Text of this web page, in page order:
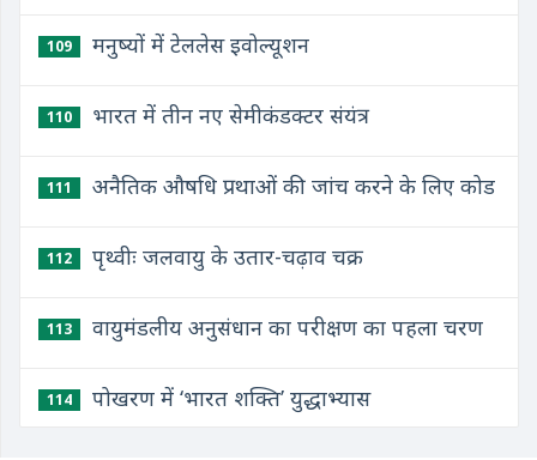
109 मनुष्यों में टेललेस इवोल्यूशन
110 भारत में तीन नए सेमीकंडक्टर संयंत्र
111 अनैतिक औषधि प्रथाओं की जांच करने के लिए कोड
112 पृथ्वीः जलवायु के उतार-चढ़ाव चक्र
113 वायुमंडलीय अनुसंधान का परीक्षण का पहला चरण
114 पोखरण में ‘भारत शक्ति’ युद्धाभ्यास